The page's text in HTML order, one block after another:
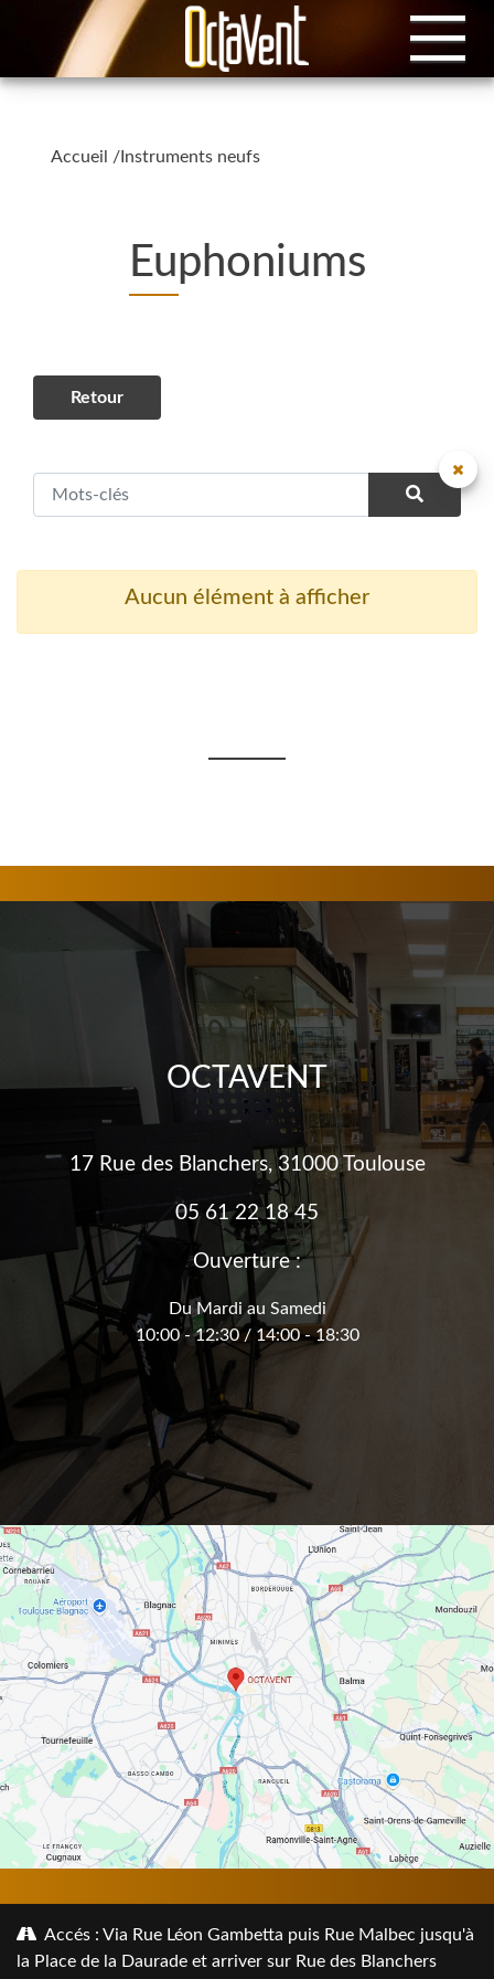
Accueil / Instruments neufs
Euphoniums
Retour
Aucun élément à afficher
OCTAVENT
17 Rue des Blanchers, 31000 Toulouse
05 61 22 18 45
Ouverture :
Du Mardi au Samedi
10:00 - 12:30 / 14:00 - 18:30
Accés : Via Rue Léon Gambetta puis Rue Malbec jusqu'à
la Place de la Daurade et arriver sur Rue des Blanchers